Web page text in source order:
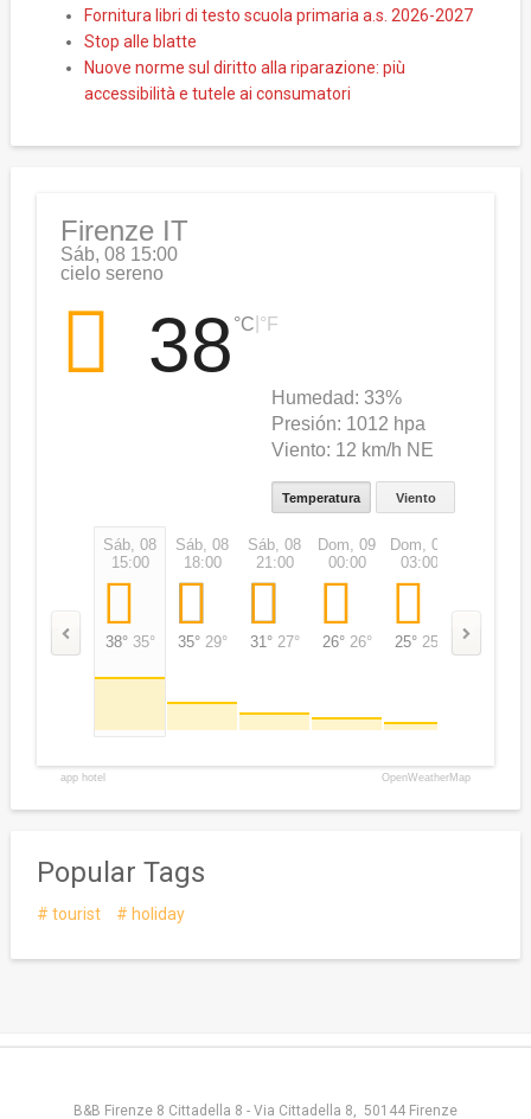
Fornitura libri di testo scuola primaria a.s. 2026-2027
Stop alle blatte
Nuove norme sul diritto alla riparazione: più
accessibilità e tutele ai consumatori
Firenze IT
Sáb, 08 15:00
cielo sereno
38 °C °F
Humedad: 33%
Presión: 1012 hpa
Viento: 12 km/h NE
Temperatura Viento
Sáb, 08
15:00
38° 35°
Sáb, 08
18:00
35° 29°
Sáb, 08
21:00
31° 27°
Dom, 09
00:00
26° 26°
Dom, 09
03:00
25° 25° 27°
app hotel OpenWeatherMap
Popular Tags
tourist holiday
B&B Firenze 8 Cittadella 8 - Via Cittadella 8, 50144 Firenze